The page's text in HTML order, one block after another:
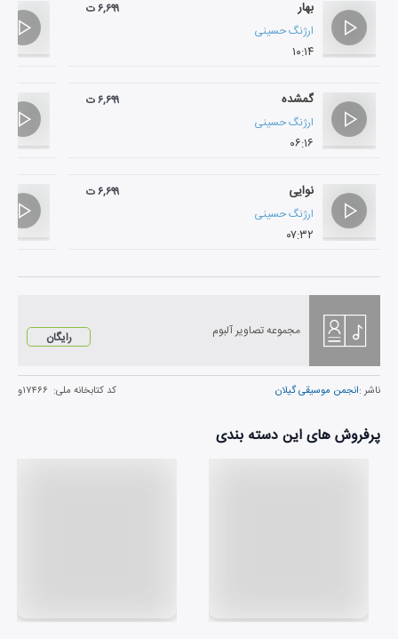
بهار
ارژنگ حسینی
۱۰:۱۴
۶,۶۹۹ ت
گمشده
ارژنگ حسینی
۰۶:۱۶
۶,۶۹۹ ت
نوایی
ارژنگ حسینی
۰۷:۳۲
۶,۶۹۹ ت
مجموعه تصاویر آلبوم رایگان
ناشر :انجمن موسیقی گیلان کد کتابخانه ملی: ۱۷۴۶۶و
پرفروش های این دسته بندی